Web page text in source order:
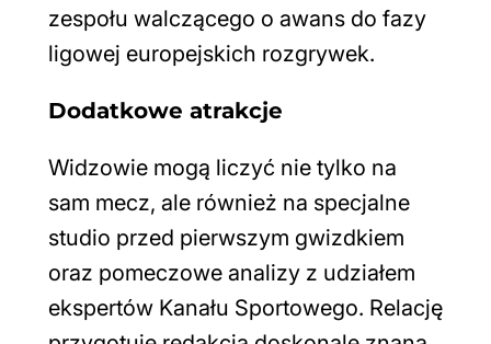
zespołu walczącego o awans do fazy
ligowej europejskich rozgrywek.
Dodatkowe atrakcje
Widzowie mogą liczyć nie tylko na
sam mecz, ale również na specjalne
studio przed pierwszym gwizdkiem
oraz pomeczowe analizy z udziałem
ekspertów Kanału Sportowego. Relację